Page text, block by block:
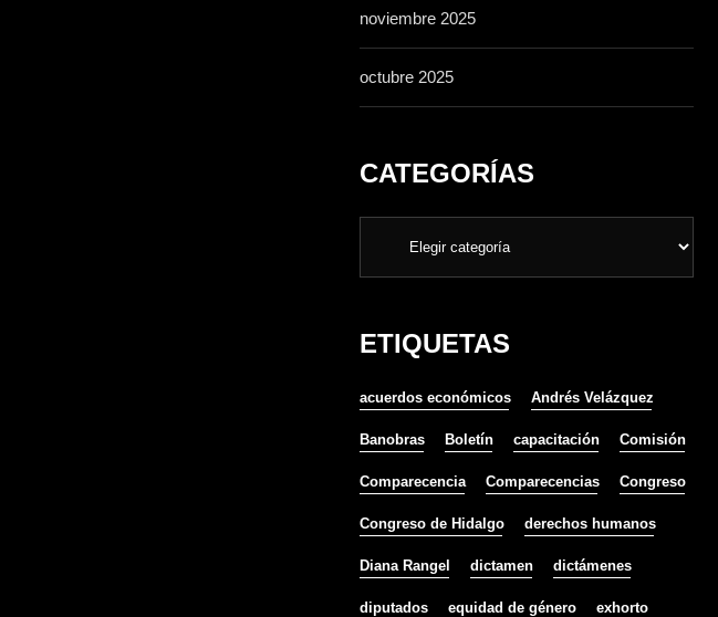
noviembre 2025
octubre 2025
CATEGORÍAS
ETIQUETAS
acuerdos económicos Andrés Velázquez
Banobras Boletín capacitación Comisión
Comparecencia Comparecencias Congreso
Congreso de Hidalgo derechos humanos
Diana Rangel dictamen dictámenes
diputados equidad de género exhorto